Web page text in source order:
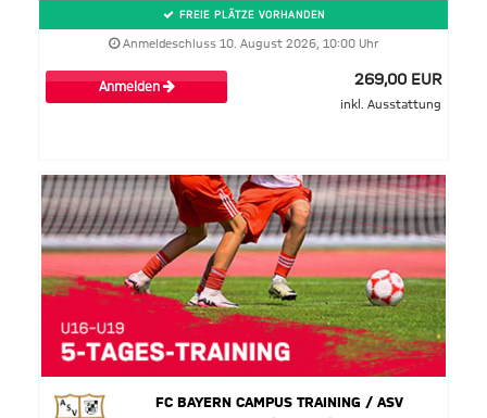
FREIE PLÄTZE VORHANDEN
Anmeldeschluss 10. August 2026, 10:00 Uhr
Anmelden 269,00 EUR
inkl. Ausstattung
FC BAYERN CAMPUS TRAINING / ASV